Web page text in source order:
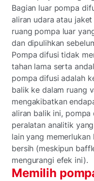
Bagian luar pompa
aliran udara atau
ruang pompa luar
dan dipulihkan
Pompa difusi tidak
tahan lama serta
pompa difusi adalah
balik ke dalam ruang
mengakibatkan
aliran balik ini,
peralatan analitik
lain yang
bersih (meskipun
mengurangi efek ini).
Memilih